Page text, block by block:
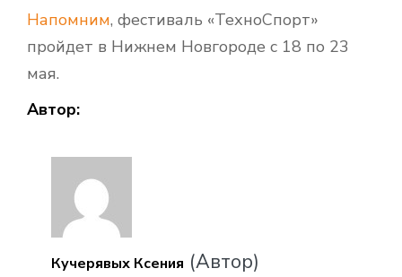
Напомним, фестиваль «ТехноСпорт»
пройдет в Нижнем Новгороде с 18 по 23
мая.
Автор:
Кучерявых Ксения (Автор)